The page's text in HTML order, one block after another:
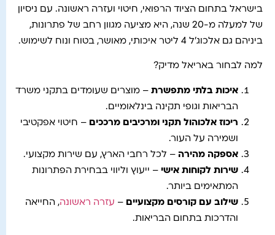
בישראל בתחום הציוד הרפואי, חיטוי ועזרה ראשונה. עם ניסיון
של למעלה מ-20 שנה, היא מציעה מגוון רחב של פתרונות,
ביניהם גם אלכוג'ל 4 ליטר איכותי, מאושר, בטוח ונוח לשימוש.
למה לבחור באריאל מדיק?
איכות בלתי מתפשרת – מוצרים שעומדים בתקני משרד
הבריאות וגופי תקינה בינלאומיים.
ריכוז אלכוהול תקני ומרכיבים מרככים – חיטוי אפקטיבי
ושמירה על העור.
אספקה מהירה – לכל רחבי הארץ, עם שירות מקצועי.
שירות לקוחות אישי – ייעוץ וליווי בבחירת הפתרונות
המתאימים ביותר.
שילוב עם קורסים מקצועיים – עזרה ראשונה, החייאה
והדרכות בתחום הבריאות.